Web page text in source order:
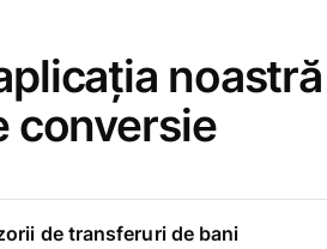
noastră
conversie
de transferuri de bani